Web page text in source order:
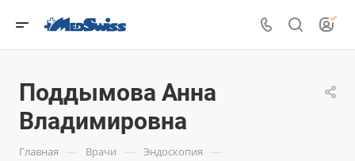
Поддымова Анна
Владимировна
Главная — Врачи — Эндоскопия —